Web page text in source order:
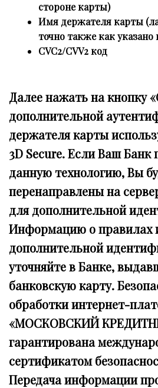
стороне карты)
Имя держателя карты
точно также как указано
CVC2/CVV2 код
Далее нажать на кнопку
дополнительной
держателя карты
3D Secure. Если Ваш Банк
данную технологию, Вы
перенаправлены на
для дополнительной
Информацию о правилах
дополнительной
уточняйте в Банке,
банковскую карту.
обработки интернет-
«МОСКОВСКИЙ
гарантирована
сертификатом
Передача информации